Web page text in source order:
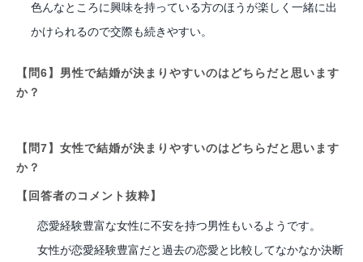
色んなところに興味を持っている方のほうが楽しく一緒に出
かけられるので交際も続きやすい。
【問6】男性で結婚が決まりやすいのはどちらだと思います
か？
【問7】女性で結婚が決まりやすいのはどちらだと思います
か？
【回答者のコメント抜粋】
恋愛経験豊富な女性に不安を持つ男性もいるようです。
女性が恋愛経験豊富だと過去の恋愛と比較してなかなか決断